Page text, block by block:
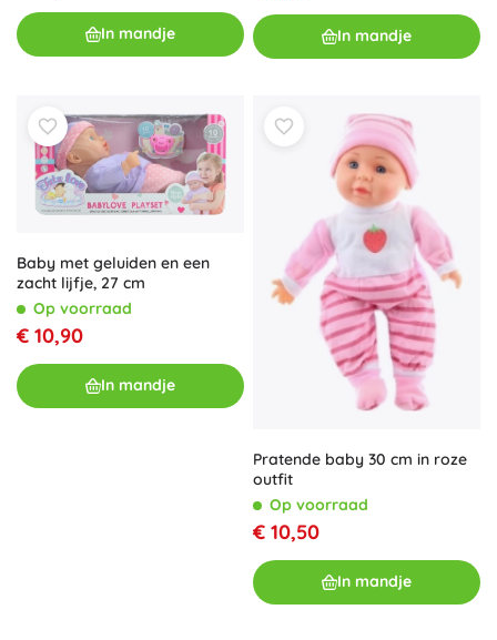
In mandje In mandje
Baby met geluiden en een
zacht lijfje, 27 cm
Op voorraad
€ 10,90
In mandje
Pratende baby 30 cm in roze
outfit
Op voorraad
€ 10,50
In mandje